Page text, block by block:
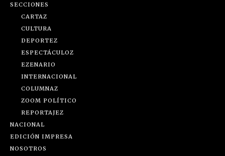
SECCIONES
CARTAZ
CULTURA
DEPORTEZ
ESPECTÁCULOZ
EZENARIO
INTERNACIONAL
COLUMNAZ
ZOOM POLÍTICO
REPORTAJEZ
NACIONAL
EDICIÓN IMPRESA
NOSOTROS